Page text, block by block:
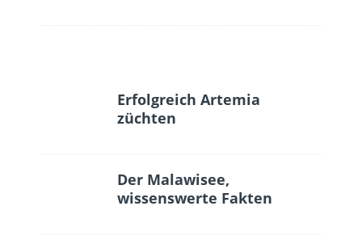
Erfolgreich Artemia
züchten
Der Malawisee,
wissenswerte Fakten